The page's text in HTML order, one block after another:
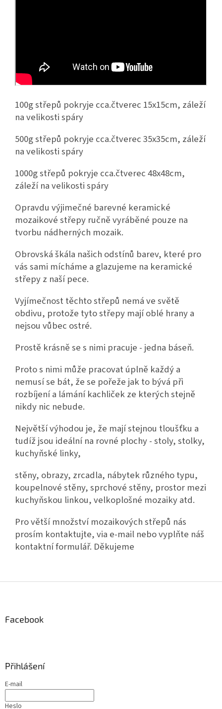
100g střepů pokryje cca.čtverec 15x15cm, záleží
na velikosti spáry
500g střepů pokryje cca.čtverec 35x35cm, záleží
na velikosti spáry
1000g střepů pokryje cca.čtverec 48x48cm,
záleží na velikosti spáry
Opravdu výjimečné barevné keramické
mozaikové střepy ručně vyráběné pouze na
tvorbu nádherných mozaik.
Obrovská škála našich odstínů barev, které pro
vás sami mícháme a glazujeme na keramické
střepy z naší pece.
Vyjímečnost těchto střepů nemá ve světě
obdivu, protože tyto střepy mají oblé hrany a
nejsou vůbec ostré.
Prostě krásně se s nimi pracuje - jedna báseň.
Proto s nimi může pracovat úplně každý a
nemusí se bát, že se pořeže jak to bývá při
rozbíjení a lámání kachliček ze kterých stejně
nikdy nic nebude.
Největší výhodou je, že mají stejnou tloušťku a
tudíž jsou ideální na rovné plochy - stoly, stolky,
kuchyňské linky,
stěny, obrazy, zrcadla, nábytek různého typu,
koupelnové stěny, sprchové stěny, prostor mezi
kuchyňskou linkou, velkoplošné mozaiky atd.
Pro větší množství mozaikových střepů nás
prosím kontaktujte, via e-mail nebo vyplňte náš
kontaktní formulář. Děkujeme
Facebook
Přihlášení
E-mail
Heslo